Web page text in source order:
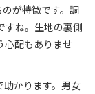
が特徴です。調
すね。生地の裏側
心配もありませ
かります。男女